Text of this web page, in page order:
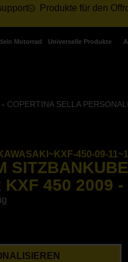
Produkte für den
Motorrad Universelle Produkte
- COPERTINA SELLA
450-09-
KXF 450 2009 -